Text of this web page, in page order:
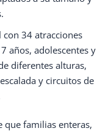
34 atracciones
años, adolescentes y
diferentes alturas,
y circuitos de
que familias enteras,